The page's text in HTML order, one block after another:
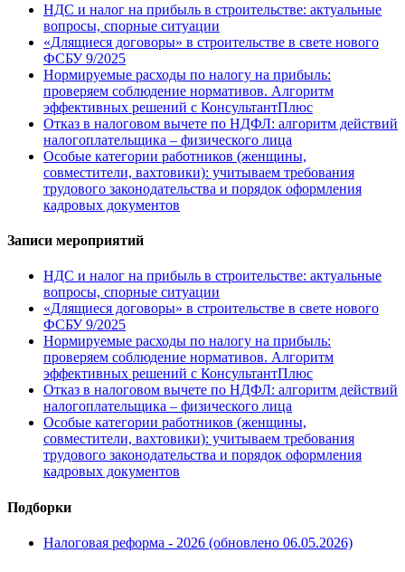
НДС и налог на прибыль в строительстве: актуальные
вопросы, спорные ситуации
«Длящиеся договоры» в строительстве в свете нового
ФСБУ 9/2025
Нормируемые расходы по налогу на прибыль:
проверяем соблюдение нормативов. Алгоритм
эффективных решений с КонсультантПлюс
Отказ в налоговом вычете по НДФЛ: алгоритм действий
налогоплательщика – физического лица
Особые категории работников (женщины,
совместители, вахтовики): учитываем требования
трудового законодательства и порядок оформления
кадровых документов
Записи мероприятий
НДС и налог на прибыль в строительстве: актуальные
вопросы, спорные ситуации
«Длящиеся договоры» в строительстве в свете нового
ФСБУ 9/2025
Нормируемые расходы по налогу на прибыль:
проверяем соблюдение нормативов. Алгоритм
эффективных решений с КонсультантПлюс
Отказ в налоговом вычете по НДФЛ: алгоритм действий
налогоплательщика – физического лица
Особые категории работников (женщины,
совместители, вахтовики): учитываем требования
трудового законодательства и порядок оформления
кадровых документов
Подборки
Налоговая реформа - 2026 (обновлено 06.05.2026)